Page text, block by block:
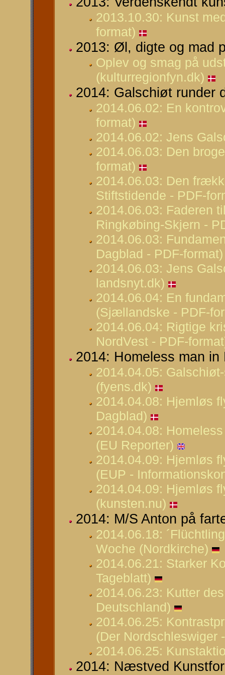
2013.10.30: Kunst
format)
2013: Øl, digte og mad
Oplev og smag på
(kulturregionfyn.dk)
2014: Galschiøt runder
2014.06.02: En
format)
2014.06.02: Jens
2014.06.03: Den
format)
2014.06.03: Den
Stiftstidende - PDF-
2014.06.03: Faderen
Ringkøbing-Skjern -
2014.06.03:
Dagblad - PDF-format)
2014.06.03: Jens
landsnyt.dk)
2014.06.04: En
(Sjællandske - PDF-
2014.06.04: Rigtige
NordVest - PDF-
2014: Homeless man in
2014.04.05:
(fyens.dk)
2014.04.08: Hjemløs
Dagblad)
2014.04.08:
(EU Reporter)
2014.04.09: Hjemløs
(EUP -
2014.04.09: Hjemløs
(kunsten.nu)
2014: M/S Anton på
2014.06.18:
Woche (Nordkirche)
2014.06.21: Starker
Tageblatt)
2014.06.23: Kutter
Deutschland)
2014.06.25:
(Der Nordschleswiger
2014.06.25:
2014: Næstved